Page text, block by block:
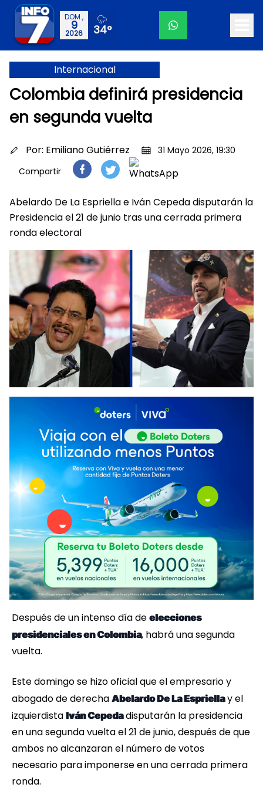
DOM.,
9
2026 34°
Internacional
Colombia definirá presidencia
en segunda vuelta
Por: Emiliano Gutiérrez
31 Mayo 2026, 19:30
Compartir
Abelardo De La Espriella e Iván Cepeda disputarán la
Presidencia el 21 de junio tras una cerrada primera
ronda electoral
Después de un intenso día de elecciones
presidenciales en Colombia, habrá una segunda
vuelta.
Este domingo se hizo oficial que el empresario y
abogado de derecha Abelardo De La Espriellay el
izquierdista Iván Cepedadisputarán la presidencia
en una segunda vuelta el 21 de junio, después de que
ambos no alcanzaran el número de votos
necesario para imponerse en una cerrada primera
ronda.